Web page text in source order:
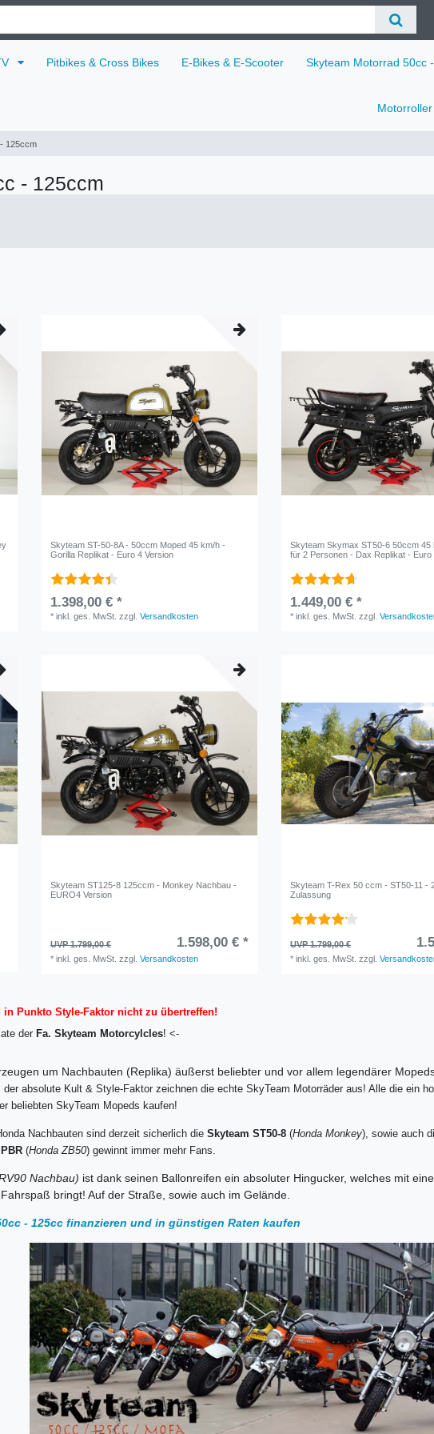
Pitbikes & Cross Bikes E-Bikes & E-Scooter Skyteam Motorrad 50cc
125ccm
- 125ccm
Skyteam ST-50-8A - 50ccm Moped 45 km/h -
Gorilla Replikat - Euro 4 Version
1.398,00 € *
*inkl. ges. MwSt. zzgl.Versandkosten
Skyteam Skymax ST50-6 50ccm 45
für 2 Personen - Dax Replikat - Euro
1.449,00 € *
*inkl. ges. MwSt. zzgl.
Skyteam ST125-8 125ccm - Monkey Nachbau -
EURO4 Version
UVP 1.799,00 € 1.598,00 € *
*inkl. ges. MwSt. zzgl.Versandkosten
Skyteam T-Rex 50 ccm - ST50-11 -
Zulassung
UVP 1.799,00 €
*inkl. ges. MwSt. zzgl.
Punkto Style-Faktor nicht zu übertreffen!
der Fa. Skyteam Motorcylcles! <-
um Nachbauten (Replika) äußerst beliebter und vor allem legendärer
der absolute Kult & Style-Faktor zeichnen die echte SkyTeam Motorräder aus! Alle die ein
beliebten SkyTeam Mopeds kaufen!
Nachbauten sind derzeit sicherlich die Skyteam ST50-8 (Honda Monkey), sowie auch
(Honda ZB50) gewinnt immer mehr Fans.
Nachbau) ist dank seinen Ballonreifen ein absoluter Hingucker, welches mit
bringt! Auf der Straße, sowie auch im Gelände.
- 125cc finanzieren und in günstigen Raten kaufen